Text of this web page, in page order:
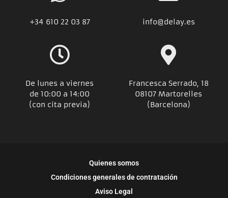
+34 610 22 03 87 info@delay.es
De lunes a viernes
de 10:00 a 14:00
(con cita previa)
Francesca Serrado, 18
08107 Martorelles
(Barcelona)
Quienes somos
Condiciones generales de contratación
Aviso Legal